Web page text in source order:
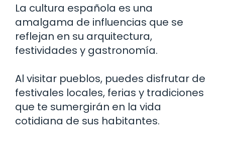
La cultura española es una
amalgama de influencias que se
reflejan en su arquitectura,
festividades y gastronomía.
Al visitar pueblos, puedes disfrutar de
festivales locales, ferias y tradiciones
que te sumergirán en la vida
cotidiana de sus habitantes.